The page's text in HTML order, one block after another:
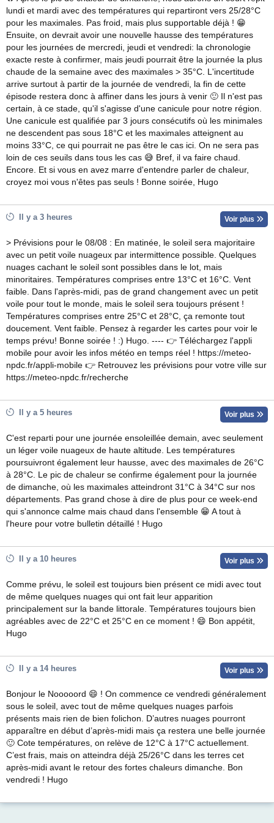
27.1
2727.832
27.5
lundi et mardi avec des températures qui repartiront vers 25/28°C
pour les maximales. Pas froid, mais plus supportable déjà ! 😁
Ensuite, on devrait avoir une nouvelle hausse des températures
pour les journées de mercredi, jeudi et vendredi: la chronologie
exacte reste à confirmer, mais jeudi pourrait être la journée la plus
chaude de la semaine avec des maximales > 35°C. L'incertitude
arrive surtout à partir de la journée de vendredi, la fin de cette
épisode restera donc à affiner dans les jours à venir 🙂 Il n'est pas
certain, à ce stade, qu'il s'agisse d'une canicule pour notre région.
Une canicule est qualifiée par 3 jours consécutifs où les minimales
ne descendent pas sous 18°C et les maximales atteignent au
moins 33°C, ce qui pourrait ne pas être le cas ici. On ne sera pas
loin de ces seuils dans tous les cas 😅 Bref, il va faire chaud.
Encore. Et si vous en avez marre d'entendre parler de chaleur,
croyez moi vous n'êtes pas seuls ! Bonne soirée, Hugo
Il y a 3 heures Voir plus
> Prévisions pour le 08/08 : En matinée, le soleil sera majoritaire
avec un petit voile nuageux par intermittence possible. Quelques
nuages cachant le soleil sont possibles dans le lot, mais
minoritaires. Températures comprises entre 13°C et 16°C. Vent
faible. Dans l'après-midi, pas de grand changement avec un petit
voile pour tout le monde, mais le soleil sera toujours présent !
Températures comprises entre 25°C et 28°C, ça remonte tout
doucement. Vent faible. Pensez à regarder les cartes pour voir le
temps prévu! Bonne soirée ! :) Hugo. ---- 👉 Téléchargez l'appli
mobile pour avoir les infos météo en temps réel ! https://meteo-
npdc.fr/appli-mobile 👉 Retrouvez les prévisions pour votre ville sur
https://meteo-npdc.fr/recherche
Il y a 5 heures Voir plus
C'est reparti pour une journée ensoleillée demain, avec seulement
un léger voile nuageux de haute altitude. Les températures
poursuivront également leur hausse, avec des maximales de 26°C
à 28°C. Le pic de chaleur se confirme également pour la journée
de dimanche, où les maximales atteindront 31°C à 34°C sur nos
départements. Pas grand chose à dire de plus pour ce week-end
qui s'annonce calme mais chaud dans l'ensemble 😁 A tout à
l'heure pour votre bulletin détaillé ! Hugo
Il y a 10 heures Voir plus
Comme prévu, le soleil est toujours bien présent ce midi avec tout
de même quelques nuages qui ont fait leur apparition
principalement sur la bande littorale. Températures toujours bien
agréables avec de 22°C et 25°C en ce moment ! 😄 Bon appétit,
Hugo
Il y a 14 heures Voir plus
Bonjour le Nooooord 😄 ! On commence ce vendredi généralement
sous le soleil, avec tout de même quelques nuages parfois
présents mais rien de bien folichon. D’autres nuages pourront
apparaître en début d’après-midi mais ça restera une belle journée
🙂 Cote températures, on relève de 12°C à 17°C actuellement.
C’est frais, mais on atteindra déjà 25/26°C dans les terres cet
après-midi avant le retour des fortes chaleurs dimanche. Bon
vendredi ! Hugo